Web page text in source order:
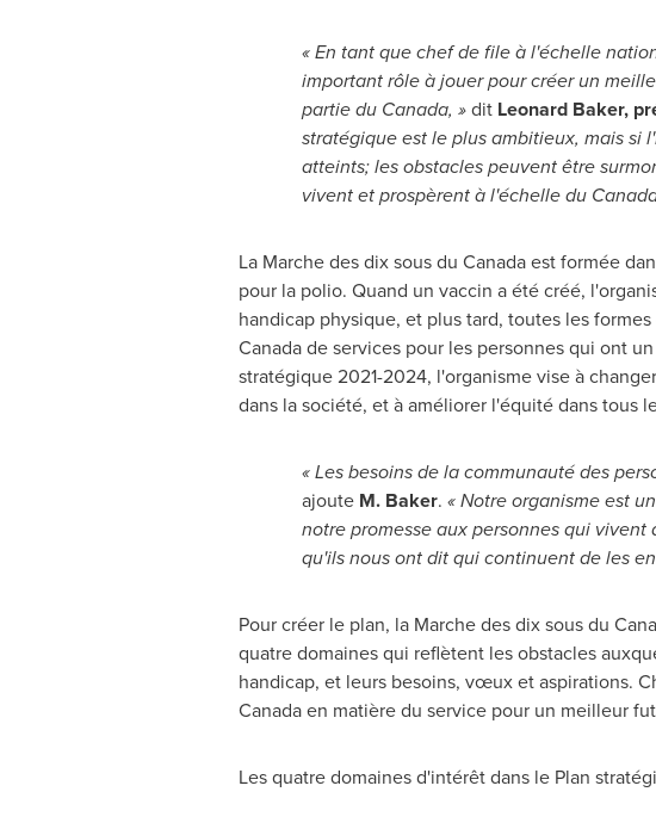
« En tant que chef de file à l'échelle
important rôle à jouer pour créer un
partie du Canada, »dit Leonard Baker,
stratégique est le plus ambitieux, mais si
atteints; les obstacles peuvent être
vivent et prospèrent à l'échelle du
La Marche des dix sous du Canadaest formée
pour la polio. Quand un vaccin a été créé,
handicap physique, et plus tard, toutes les
Canadade services pour les personnes qui ont
stratégique 2021-2024, l'organisme vise à
dans la société, et à améliorer l'équité dans tous
« Les besoins de la communauté des
ajoute M. Baker. « Notre organisme est
notre promesse aux personnes qui
qu'ils nous ont dit qui continuent de les
Pour créer le plan, la Marche des dix sous du
quatre domaines qui reflètent les obstacles
handicap, et leurs besoins, vœux et aspirations.
Canadaen matière du service pour un meilleur
Les quatre domaines d'intérêt dans le Plan